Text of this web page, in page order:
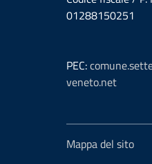
01288150251
PEC:
veneto.net
Mappa del sito